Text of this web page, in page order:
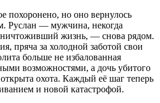
похоронено, но оно вернулось
Руслан — мужчина, некогда
жизнь, — снова рядом.
пряча за холодной заботой свои
больше не избалованная
возможностями, а дочь убитого
охота. Каждый её шаг теперь
и новой катастрофой.